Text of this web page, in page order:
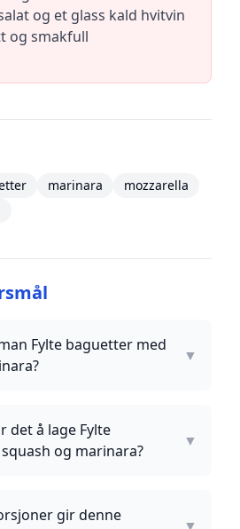
og et glass kald hvitvin
og smakfull
marinara
mozzarella
Fylte baguetter med
▼
det å lage Fylte
og marinara?
▼
gir denne